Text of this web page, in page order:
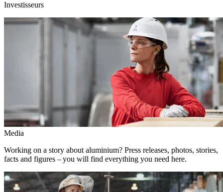
Investisseurs
Media
Working on a story about aluminium? Press releases, photos, stories,
facts and figures – you will find everything you need here.